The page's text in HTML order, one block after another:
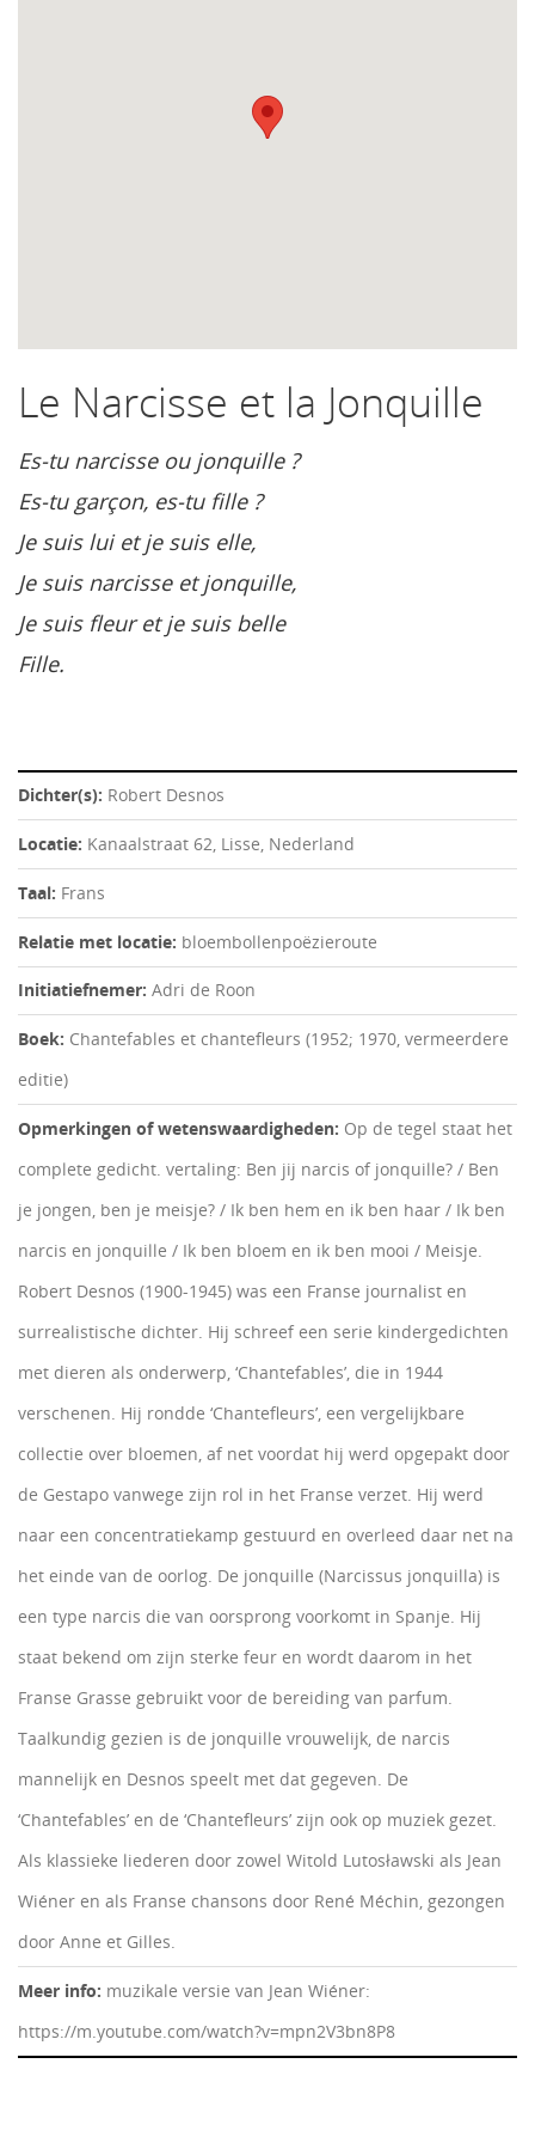
Le Narcisse et la Jonquille
Es-tu narcisse ou jonquille ?
Es-tu garçon, es-tu fille ?
Je suis lui et je suis elle,
Je suis narcisse et jonquille,
Je suis fleur et je suis belle
Fille.
Dichter(s): Robert Desnos
Locatie: Kanaalstraat 62, Lisse, Nederland
Taal: Frans
Relatie met locatie: bloembollenpoëzieroute
Initiatiefnemer: Adri de Roon
Boek: Chantefables et chantefleurs (1952; 1970, vermeerdere
editie)
Opmerkingen of wetenswaardigheden: Op de tegel staat het
complete gedicht. vertaling: Ben jij narcis of jonquille? / Ben
je jongen, ben je meisje? / Ik ben hem en ik ben haar / Ik ben
narcis en jonquille / Ik ben bloem en ik ben mooi / Meisje.
Robert Desnos (1900-1945) was een Franse journalist en
surrealistische dichter. Hij schreef een serie kindergedichten
met dieren als onderwerp, ‘Chantefables’, die in 1944
verschenen. Hij rondde ‘Chantefleurs’, een vergelijkbare
collectie over bloemen, af net voordat hij werd opgepakt door
de Gestapo vanwege zijn rol in het Franse verzet. Hij werd
naar een concentratiekamp gestuurd en overleed daar net na
het einde van de oorlog. De jonquille (Narcissus jonquilla) is
een type narcis die van oorsprong voorkomt in Spanje. Hij
staat bekend om zijn sterke feur en wordt daarom in het
Franse Grasse gebruikt voor de bereiding van parfum.
Taalkundig gezien is de jonquille vrouwelijk, de narcis
mannelijk en Desnos speelt met dat gegeven. De
‘Chantefables’ en de ‘Chantefleurs’ zijn ook op muziek gezet.
Als klassieke liederen door zowel Witold Lutosławski als Jean
Wiéner en als Franse chansons door René Méchin, gezongen
door Anne et Gilles.
Meer info: muzikale versie van Jean Wiéner:
https://m.youtube.com/watch?v=mpn2V3bn8P8